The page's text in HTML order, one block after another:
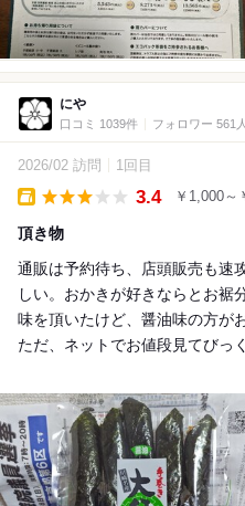
にや
口コミ 1039件 フォロワー 561人
2026/02 訪問 1回目
3.4 ￥1,000～
頂き物
通販は予約待ち、店頭販売も速
しい。おかきが好きならとお裾
味を頂いたけど、醤油味の方が
ただ、ネットでお値段見てびっ